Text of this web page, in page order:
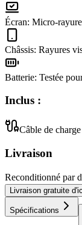
Écran: Micro-
Châssis: Rayures
Batterie: Testée
Inclus :
Câble de
Livraison
Reconditionné par
Livraison gratuite
Spécifications